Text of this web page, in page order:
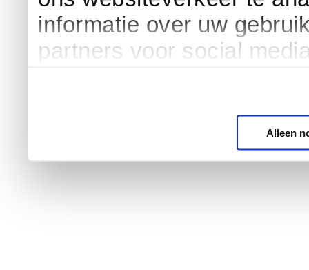
informatie over uw
partners voor social
Alleen